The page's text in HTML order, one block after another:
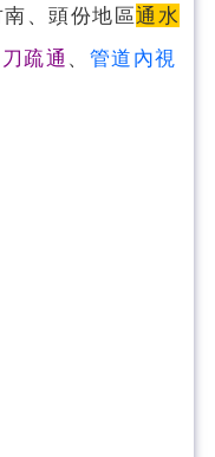
南、頭份地區通水
疏通 、 管道內視